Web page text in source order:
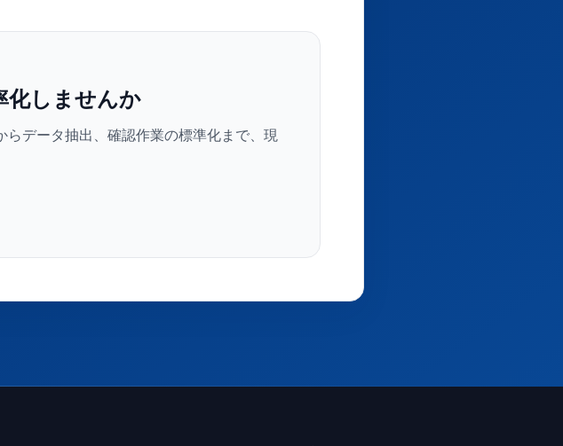
化しませんか
データ抽出、確認作業の標準化まで、現